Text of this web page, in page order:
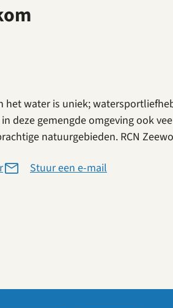
het water is uniek;
deze gemengde omgeving ook
natuurgebieden. RCN
Stuur een e-mail